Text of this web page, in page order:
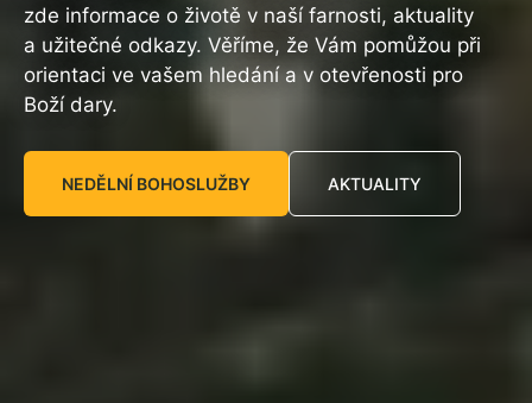
zde informace o životě v naší farnosti, aktuality
a užitečné odkazy. Věříme, že Vám pomůžou při
orientaci ve vašem hledání a v otevřenosti pro
Boží dary.
NEDĚLNÍ BOHOSLUŽBY AKTUALITY